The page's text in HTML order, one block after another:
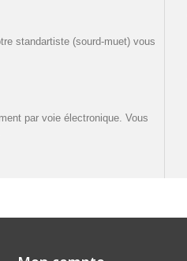
standartiste (sourd-muet) vous
par voie électronique. Vous